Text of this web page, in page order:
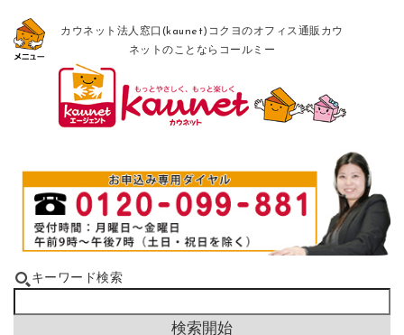
カウネット法人窓口(kaunet)コクヨのオフィス通販カウ
ネットのことならコールミー
キーワード検索